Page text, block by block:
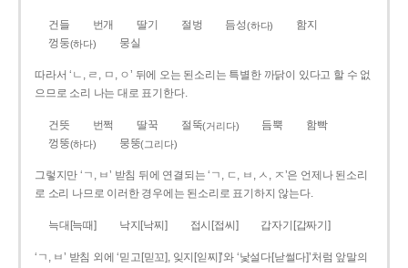
건들 번개 딸기 절벙 듬성(하다)
함지
껑둥(하다) 뭉실
따라서 ‘ㄴ, ㄹ, ㅁ, ㅇ’ 뒤에 오는 된소리는 특별한 까닭이 있다고 할 수 없
으므로 소리 나는 대로 표기한다.
건뜻 번쩍 딸꾹 절뚝(거리다) 듬뿍
함빡
껑뚱(하다) 뭉뚱(그리다)
그렇지만 ‘ㄱ, ㅂ’ 받침 뒤에 연결되는 ‘ㄱ, ㄷ, ㅂ, ㅅ, ㅈ’은 언제나 된소리
로 소리 나므로 이러한 경우에는 된소리로 표기하지 않는다.
늑대[늑때] 낙지[낙찌] 접시[접씨] 갑자기[갑짜기]
‘ㄱ, ㅂ’ 받침 외에 ‘믿고[믿꼬], 잊지[읻찌]’와 ‘낯설다[낟썰다]’처럼 앞말의